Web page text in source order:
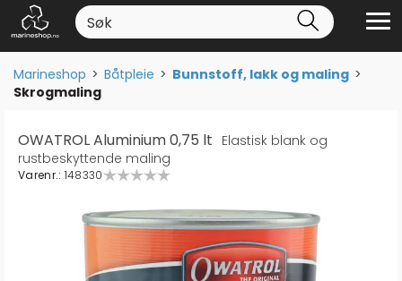
Marineshop>Båtpleie>Bunnstoff, lakk og maling>
Skrogmaling
OWATROL Aluminium 0,75 lt Elastisk blank og
rustbeskyttende maling
Varenr.: 148330